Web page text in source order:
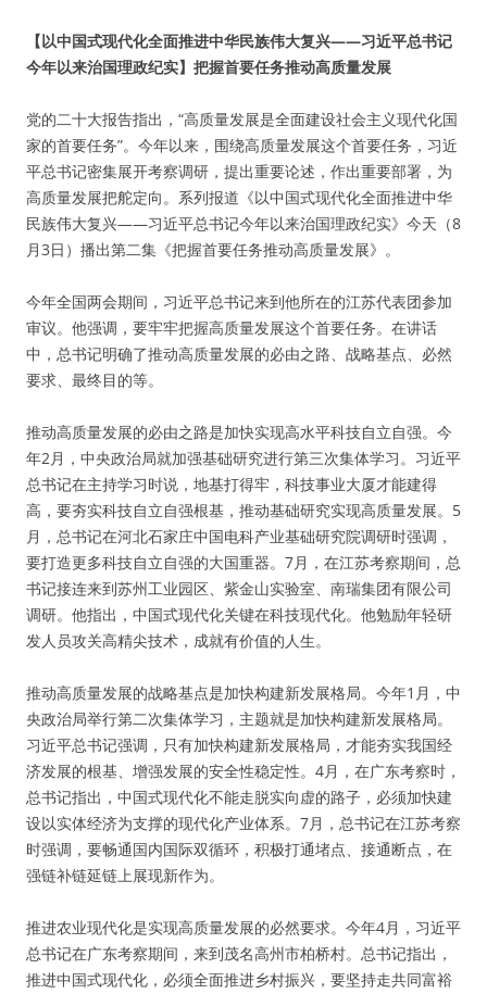
【以中国式现代化全面推进中华民族伟大复兴——习近平总书记
今年以来治国理政纪实】把握首要任务推动高质量发展
党的二十大报告指出，“高质量发展是全面建设社会主义现代化国
家的首要任务”。今年以来，围绕高质量发展这个首要任务，习近
平总书记密集展开考察调研，提出重要论述，作出重要部署，为
高质量发展把舵定向。系列报道《以中国式现代化全面推进中华
民族伟大复兴——习近平总书记今年以来治国理政纪实》今天（8
月3日）播出第二集《把握首要任务推动高质量发展》。
今年全国两会期间，习近平总书记来到他所在的江苏代表团参加
审议。他强调，要牢牢把握高质量发展这个首要任务。在讲话
中，总书记明确了推动高质量发展的必由之路、战略基点、必然
要求、最终目的等。
推动高质量发展的必由之路是加快实现高水平科技自立自强。今
年2月，中央政治局就加强基础研究进行第三次集体学习。习近平
总书记在主持学习时说，地基打得牢，科技事业大厦才能建得
高，要夯实科技自立自强根基，推动基础研究实现高质量发展。5
月，总书记在河北石家庄中国电科产业基础研究院调研时强调，
要打造更多科技自立自强的大国重器。7月，在江苏考察期间，总
书记接连来到苏州工业园区、紫金山实验室、南瑞集团有限公司
调研。他指出，中国式现代化关键在科技现代化。他勉励年轻研
发人员攻关高精尖技术，成就有价值的人生。
推动高质量发展的战略基点是加快构建新发展格局。今年1月，中
央政治局举行第二次集体学习，主题就是加快构建新发展格局。
习近平总书记强调，只有加快构建新发展格局，才能夯实我国经
济发展的根基、增强发展的安全性稳定性。4月，在广东考察时，
总书记指出，中国式现代化不能走脱实向虚的路子，必须加快建
设以实体经济为支撑的现代化产业体系。7月，总书记在江苏考察
时强调，要畅通国内国际双循环，积极打通堵点、接通断点，在
强链补链延链上展现新作为。
推进农业现代化是实现高质量发展的必然要求。今年4月，习近平
总书记在广东考察期间，来到茂名高州市柏桥村。总书记指出，
推进中国式现代化，必须全面推进乡村振兴，要坚持走共同富裕